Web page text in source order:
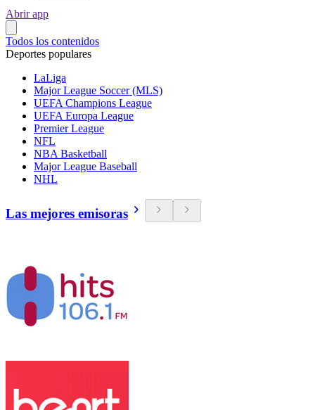
Abrir app
Todos los contenidos
Deportes populares
LaLiga
Major League Soccer (MLS)
UEFA Champions League
UEFA Europa League
Premier League
NFL
NBA Basketball
Major League Baseball
NHL
Las mejores emisoras